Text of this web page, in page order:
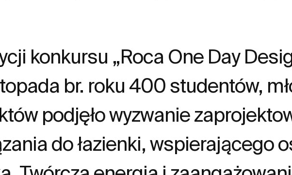
konkursu „Roca One Day
br. roku 400 studentów,
podjęło wyzwanie
do łazienki, wspierającego